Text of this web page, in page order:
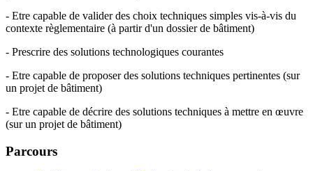
- Etre capable de valider des choix techniques simples vis-à-vis du
contexte règlementaire (à partir d'un dossier de bâtiment)
- Prescrire des solutions technologiques courantes
- Etre capable de proposer des solutions techniques pertinentes (sur
un projet de bâtiment)
- Etre capable de décrire des solutions techniques à mettre en œuvre
(sur un projet de bâtiment)
Parcours